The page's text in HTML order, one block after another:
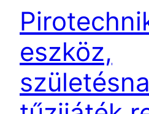
eszköz,